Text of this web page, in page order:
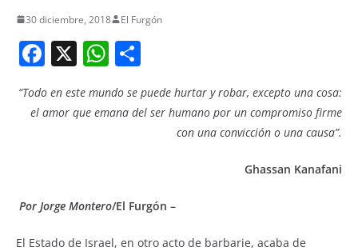
30 diciembre, 2018 El Furgón
F
c
o
k
X W
at
p
ar
“Todo en este mundo se puede hurtar y robar, excepto una cosa:
el amor que emana del ser humano por un compromiso firme
con una convicción o una causa”.
Ghassan Kanafani
Por Jorge Montero/El Furgón –
El Estado de Israel, en otro acto de barbarie, acaba de